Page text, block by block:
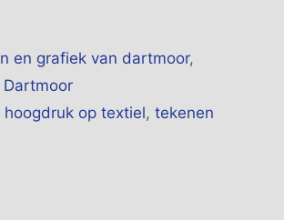
en grafiek van dartmoor,
Dartmoor
hoogdruk op textiel,tekenen